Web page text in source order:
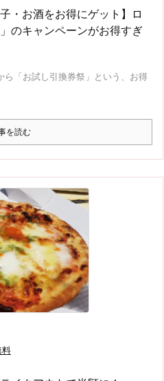
・お酒をお得にゲット】ロ
のキャンペーンがお得すぎ
「お試し引換券祭」という、お得
を読む
料